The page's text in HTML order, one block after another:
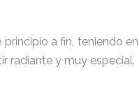
a fin, teniendo en
radiante y muy especial.